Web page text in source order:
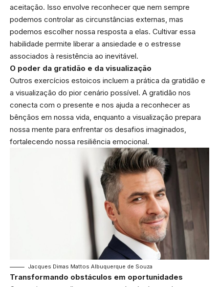
aceitação. Isso envolve reconhecer que nem sempre
podemos controlar as circunstâncias externas, mas
podemos escolher nossa resposta a elas. Cultivar essa
habilidade permite liberar a ansiedade e o estresse
associados à resistência ao inevitável.
O poder da gratidão e da visualização
Outros exercícios estoicos incluem a prática da gratidão e
a visualização do pior cenário possível. A gratidão nos
conecta com o presente e nos ajuda a reconhecer as
bênçãos em nossa vida, enquanto a visualização prepara
nossa mente para enfrentar os desafios imaginados,
fortalecendo nossa resiliência emocional.
Jacques Dimas Mattos Albuquerque de Souza
Transformando obstáculos em oportunidades